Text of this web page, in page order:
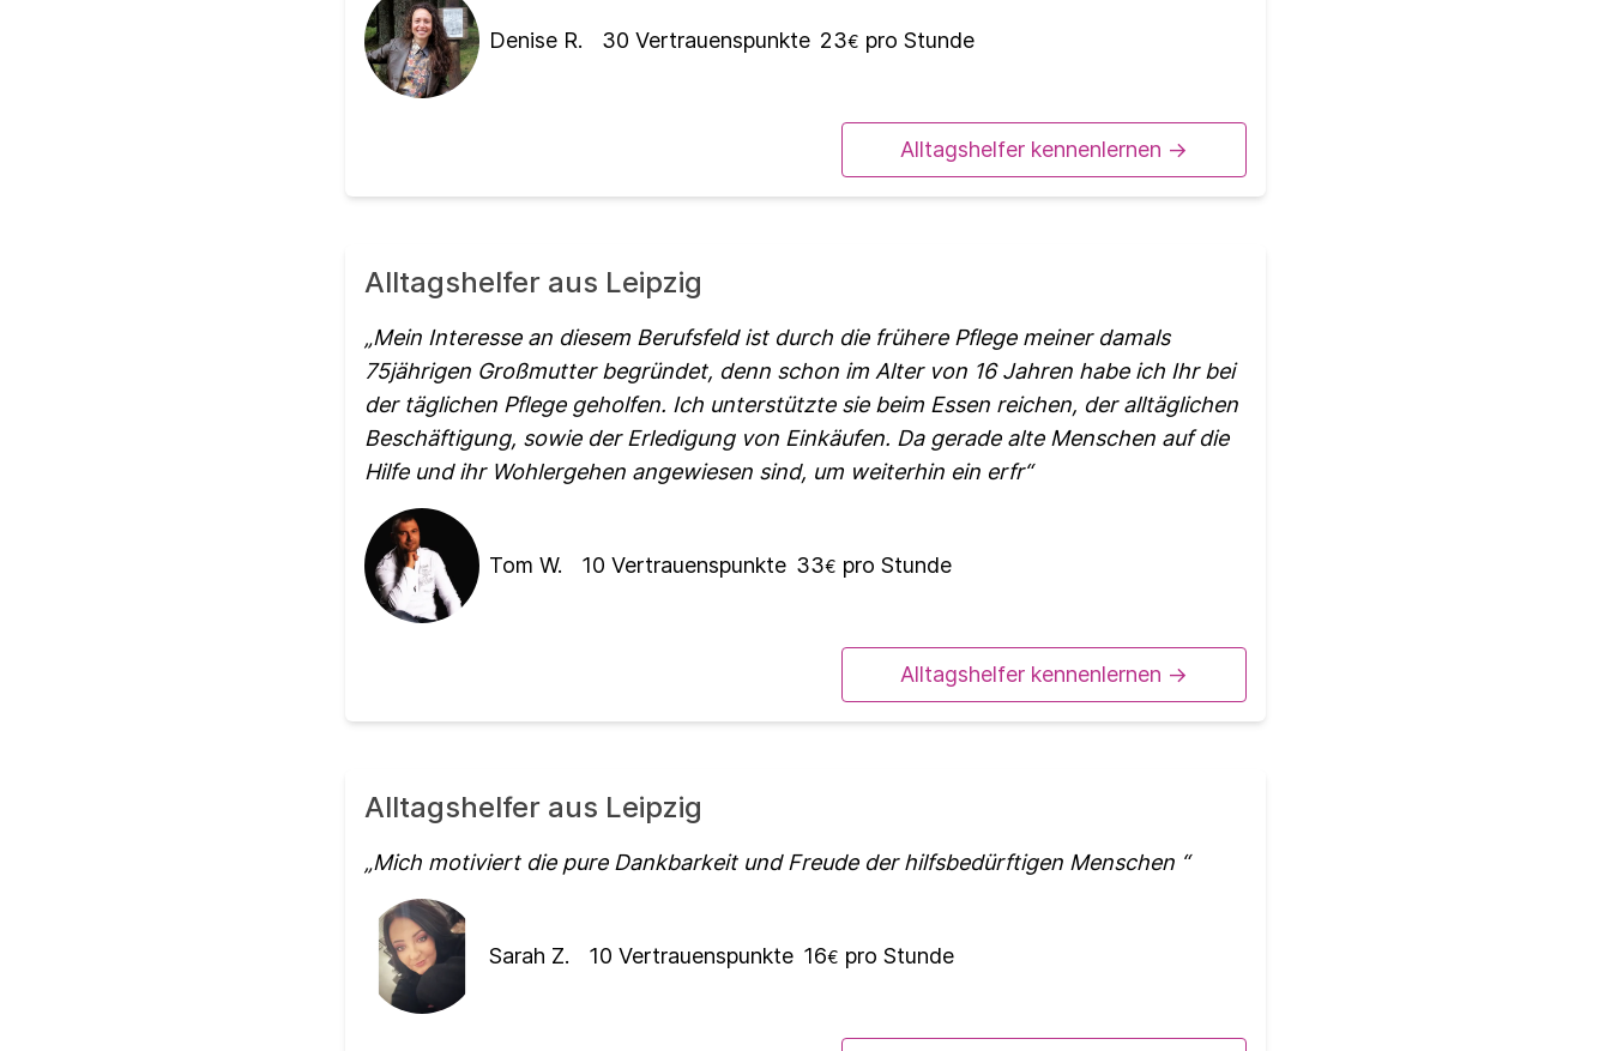
Denise R. 30 Vertrauenspunkte 23€ pro Stunde
Alltagshelfer kennenlernen ->
Alltagshelfer aus Leipzig
Mein Interesse an diesem Berufsfeld ist durch die frühere Pflege meiner damals
75jährigen Großmutter begründet, denn schon im Alter von 16 Jahren habe ich Ihr bei
der täglichen Pflege geholfen. Ich unterstützte sie beim Essen reichen, der alltäglichen
Beschäftigung, sowie der Erledigung von Einkäufen. Da gerade alte Menschen auf die
Hilfe und ihr Wohlergehen angewiesen sind, um weiterhin ein erfr
Tom W. 10 Vertrauenspunkte 33€ pro Stunde
Alltagshelfer kennenlernen ->
Alltagshelfer aus Leipzig
Mich motiviert die pure Dankbarkeit und Freude der hilfsbedürftigen Menschen
Sarah Z. 10 Vertrauenspunkte 16€ pro Stunde